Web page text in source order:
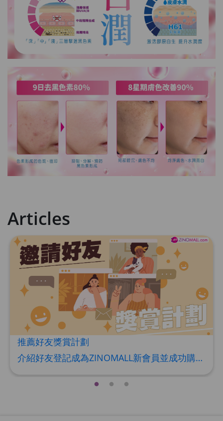
Round Lab 白樺樹水份防曬霜 50ml
(到期日2027年2月)
Maximum 1 additional products allowed
to the cart
HKD$85
HKD$145
Add To Cart
Articles
推薦好友獎賞計劃
介紹好友登記成為ZINOMALL新會員並成功購物，您即可獲得$50Mall Dollar現金回贈，你的好友亦可同時獲得$50Mall Dollar現金回贈。 **舊會員必須完成首張訂單才可開通邀請好友獎賞計劃** 1. 舊會員可於 我的帳戶>>>邀請好友獎賞 中找到 好友推薦碼 (紅圈位置) 2. 會員可複製好友推薦碼並透過 Whatsapp / Facebook / Email分享給自己好友。推薦好友次數不限，介紹愈多新朋友，可獲得愈多Mall Dollar現金回贈。 3. 好友